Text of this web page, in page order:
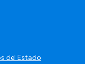
del Estado